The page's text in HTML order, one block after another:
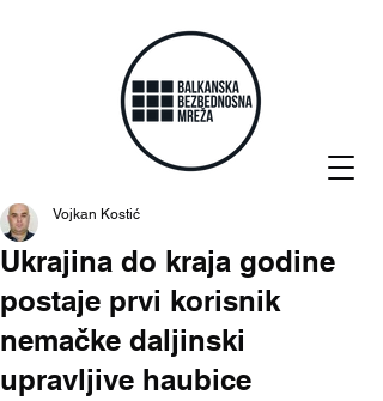
Ukrajina do kraja godine
postaje prvi korisnik
nemačke daljinski
upravljive haubice
Vojkan Kostić